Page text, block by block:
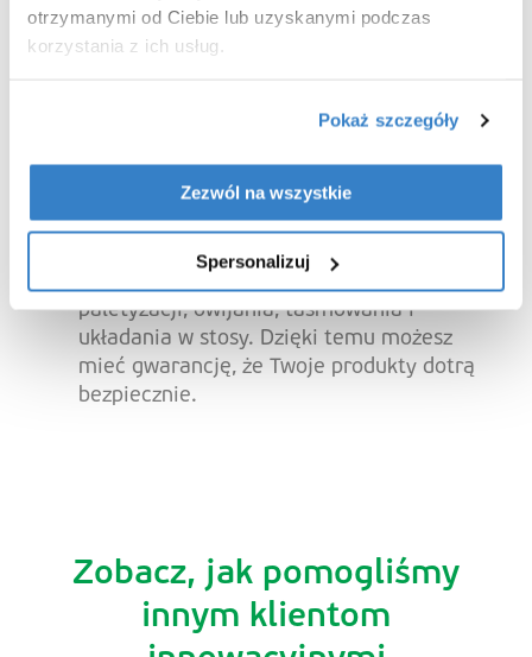
otrzymanymi od Ciebie lub uzyskanymi podczas
korzystania z ich usług.
Pokaż szczegóły
Zezwól na wszystkie
Spersonalizuj
Chcesz mieć pewność co do
odpowiedniego rozwiązania?
modele testowe.
wytwarzania produktów uzyskasz wgląd
w proces produkcji papieru i tektury
falistej.
Nasz program„Around The Box‘
paletyzacji, owijania, taśmowania i
układania w stosy. Dzięki temu możesz
mieć gwarancję, że Twoje produkty dotrą
bezpiecznie.
Zobacz, jak pomogliśmy
innym klientom